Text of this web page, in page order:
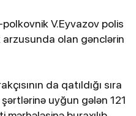
V.Eyvazov polis
olan gənclərin
da qatıldığı sıra
uyğun gələn 121